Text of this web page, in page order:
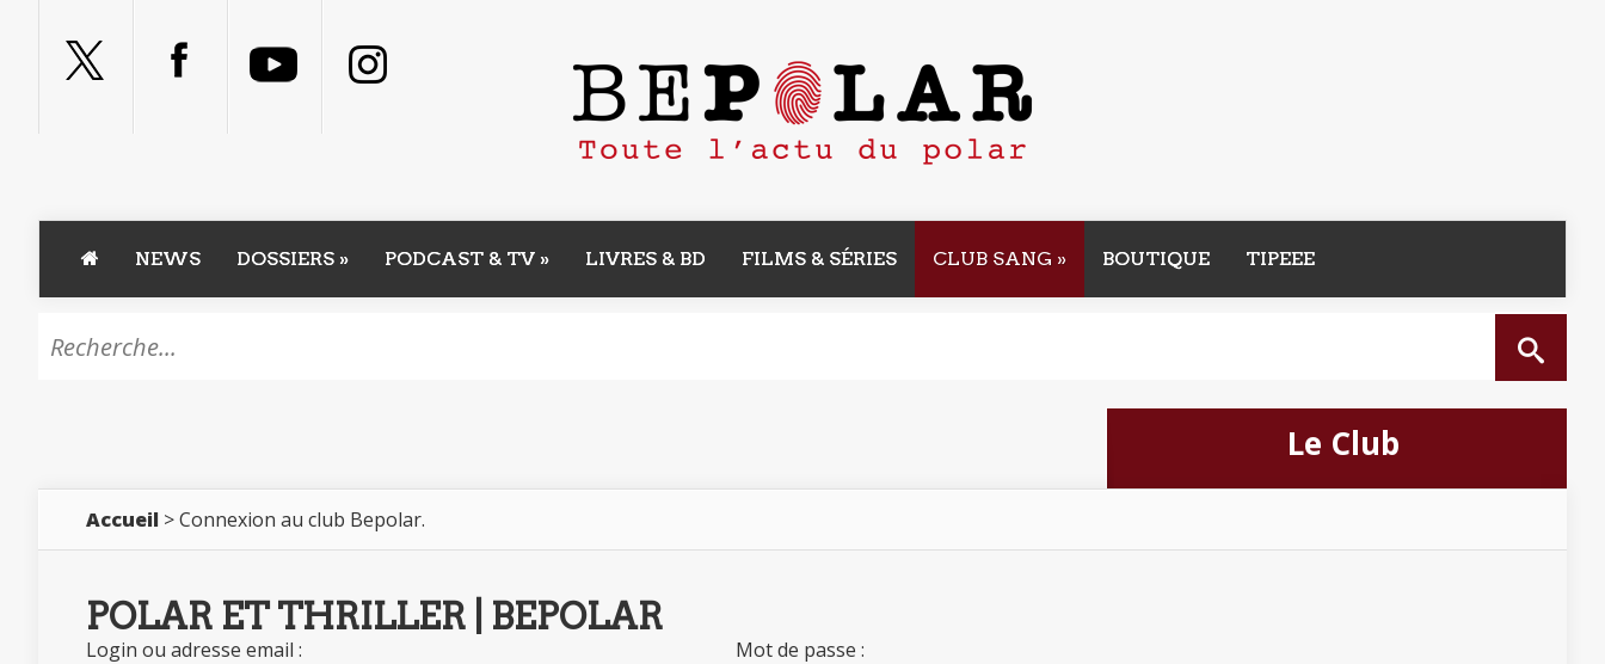
NEWS DOSSIERS » PODCAST & TV » LIVRES & BD FILMS & SÉRIES CLUB SANG » BOUTIQUE TIPEEE
Le Club
Accueil > Connexion au club Bepolar.
POLAR ET THRILLER | BEPOLAR
Login ou adresse email : Mot de passe :